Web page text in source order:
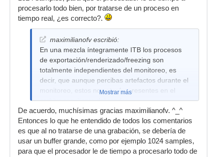
procesarlo todo bien, por tratarse de un proceso en
tiempo real, ¿es correcto?.
maximilianofv escribió:
En una mezcla íntegramente ITB los procesos
de exportación/renderizado/freezing son
totalmente independientes del monitoreo, es
decir, que aunque percibas artefactos durante el
monitoreo, estos no estarán presentes en el
archivo resultante del render.
Así que la respuesta es no, técnicamente no
estamos "grabando" la salida del master (o bus)
Mostrar más
De acuerdo, muchísimas gracias maximilianofv. ^_^
Entonces lo que he entendido de todos los comentarios
es que al no tratarse de una grabación, se debería de
usar un buffer grande, como por ejemplo 1024 samples,
para que el procesador le de tiempo a procesarlo todo de